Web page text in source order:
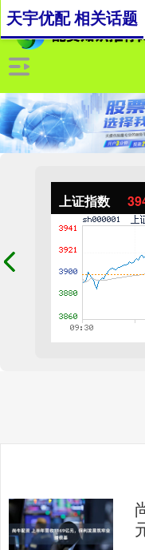
上证指数
天宇优配 相关话题